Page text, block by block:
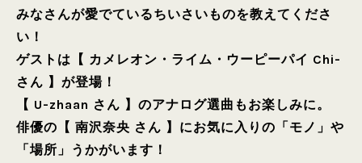
みなさんが愛でているちいさいものを教えてくださ
い！
ゲストは【 カメレオン・ライム・ウーピーパイ Chi-
さん 】が登場！
【 U-zhaan さん 】のアナログ選曲もお楽しみに。
俳優の【 南沢奈央 さん 】にお気に入りの「モノ」や
「場所」うかがいます！